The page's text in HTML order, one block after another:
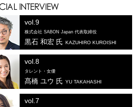
vol.9
株式会社 SABON Japan 代表取締役
黒石 和宏 氏 KAZUHIRO KUROISHI
vol.8
タレント・女優
髙橋 ユウ 氏 YU TAKAHASHI
vol.7